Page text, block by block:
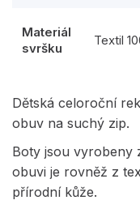
Materiál
svršku
Textil
Dětská celoroční
obuv na suchý zip.
Boty jsou vyrobeny
obuvi je rovněž z
přírodní kůže.